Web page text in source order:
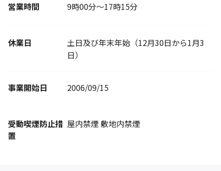
営業時間 9時00分～17時15分
休業日
土日及び年末年始（12月30日から1月3
日）
事業開始日 2006/09/15
受動喫煙防止措
置
屋内禁煙 敷地内禁煙